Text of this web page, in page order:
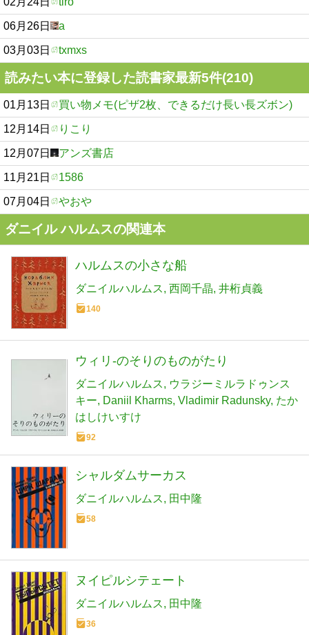
06月26日 a
03月03日 txmxs
読みたい本に登録した読書家最新5件(210)
01月13日 買い物メモ(ピザ2枚、できるだけ長い長ズボン)
12月14日 りこり
12月07日 アンズ書店
11月21日 1586
07月04日 やおや
ダニイル ハルムスの関連本
ハルムスの小さな船
ダニイルハルムス 西岡千晶 井桁貞義
140
ウィリ-のそりのものがたり
ダニイルハルムス
ウラジーミルラドゥンス
キー
Daniil Kharms Vladimir Radunsky たか
はしけいすけ
92
シャルダムサーカス
ダニイルハルムス 田中隆
58
ヌイピルシテェート
ダニイルハルムス 田中隆
36